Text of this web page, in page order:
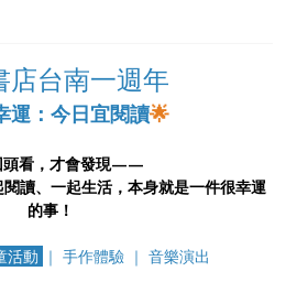
店台南一週年
運：今日宜閱讀🌟
頭看，才會發現——
讀、一起生活，本身就是一件很幸運
的事！
活動 ｜ 手作體驗 ｜ 音樂演出